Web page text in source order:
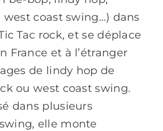
west coast swing…) dans
Tac rock, et se déplace
France et à l’étranger
de lindy hop de
ou west coast swing.
dans plusieurs
elle monte